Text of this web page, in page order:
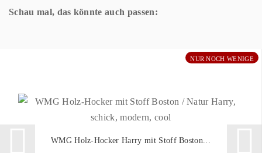
Schau mal, das könnte auch passen:
NUR NOCH WENIGE
WMG Holz-Hocker Harry mit Stoff Boston...